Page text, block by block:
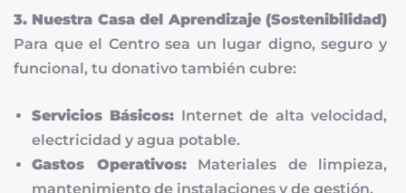
3. Nuestra Casa del Aprendizaje (Sostenibilidad)
Para que el Centro sea un lugar digno, seguro y
funcional, tu donativo también cubre:
Servicios Básicos: Internet de alta velocidad,
electricidad y agua potable.
Gastos Operativos:Materiales de limpieza,
mantenimiento de instalaciones y de gestión.